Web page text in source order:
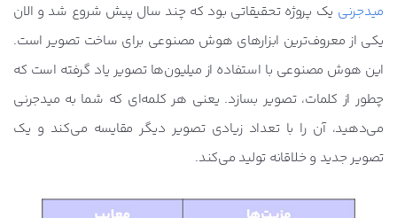
میدجرنی یک پروژه تحقیقاتی بود که چند سال پیش شروع شد و الان
یکی از معروف‌ترین ابزارهای هوش مصنوعی برای ساخت تصویر است.
این هوش مصنوعی با استفاده از میلیون‌ها تصویر یاد گرفته است که
چطور از کلمات، تصویر بسازد. یعنی هر کلمه‌ای که شما به میدجرنی
می‌دهید، آن را با تعداد زیادی تصویر دیگر مقایسه می‌کند و یک
تصویر جدید و خلاقانه تولید می‌کند.